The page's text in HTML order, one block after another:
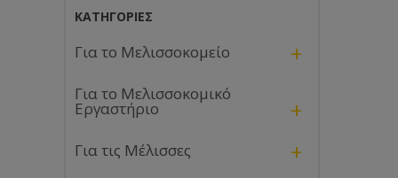
ΚΑΤΗΓΟΡΊΕΣ
Για το Μελισσοκομείο +
Για το Μελισσοκομικό
Εργαστήριο +
Για τις Μέλισσες +